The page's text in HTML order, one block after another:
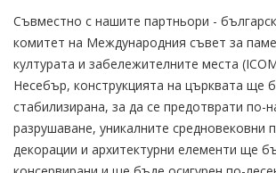
Съвместно с нашите партньори -
комитет на Международния съвет за
културата и забележителните места
Несебър, конструкцията на църквата ще
стабилизирана, за да се предотврати по-
разрушаване, уникалните средновековни
декорации и архитектурни елементи ще